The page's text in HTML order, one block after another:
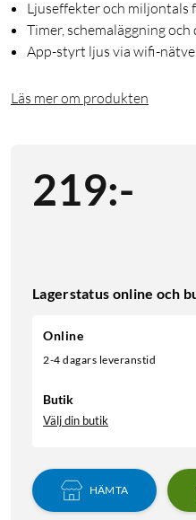
Ljuseffekter och miljontals
Timer, schemaläggning
App-styrt ljus via wifi-
Läs mer om produkten
219:-
Lagerstatus online och
Online
2-4 dagars leveranstid
Butik
Välj din butik
HÄMTA